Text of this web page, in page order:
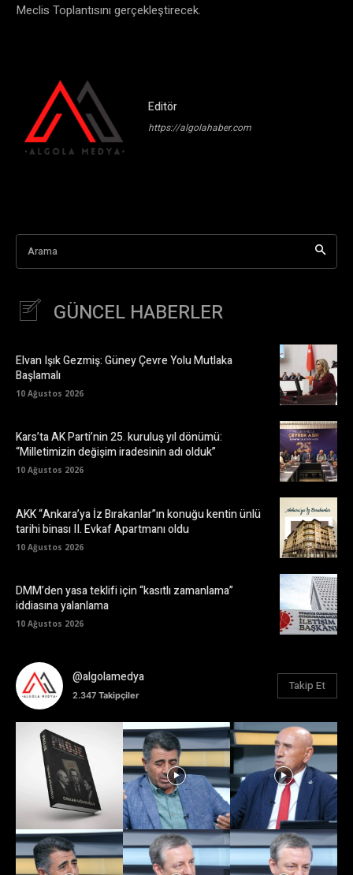
Meclis Toplantısını gerçekleştirecek.
Editör
https://algolahaber.com
Arama
GÜNCEL HABERLER
Elvan Işık Gezmiş: Güney Çevre Yolu Mutlaka
Başlamalı
10 Ağustos 2026
Kars’ta AK Parti’nin 25. kuruluş yıl dönümü:
“Milletimizin değişim iradesinin adı olduk”
10 Ağustos 2026
AKK “Ankara’ya İz Bırakanlar”ın konuğu kentin ünlü
tarihi binası II. Evkaf Apartmanı oldu
10 Ağustos 2026
DMM’den yasa teklifi için “kasıtlı zamanlama”
iddiasına yalanlama
10 Ağustos 2026
@algolamedya
2.347 Takipçiler
Takip Et